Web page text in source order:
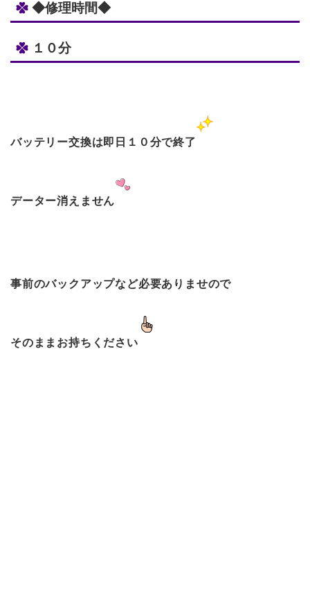
◆修理時間◆
１０分
バッテリー交換は即日１０分で終了
データー消えません
事前のバックアップなど必要ありませので
そのままお持ちください